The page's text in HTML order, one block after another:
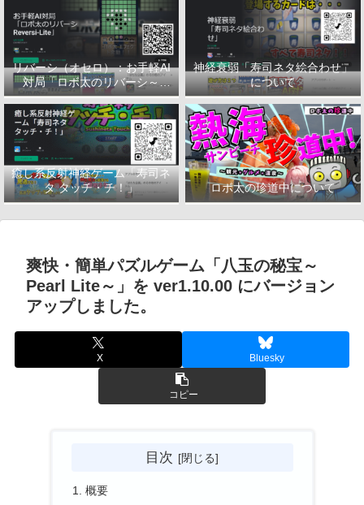
リバーシ（オセロ）：お手軽AI
対局「ロボ太のリバーシ～
Reversi-Lite～」について
神経衰弱「寿司ネタ絵合わせ」
について
癒し系反射神経ゲーム「寿司ネ
タ タッチ・チ！」
ロボ太の珍道中について
爽快・簡単パズルゲーム「八玉の秘宝～
Pearl Lite～」を ver1.10.00 にバージョン
アップしました。
X Bluesky
コピー
目次
概要